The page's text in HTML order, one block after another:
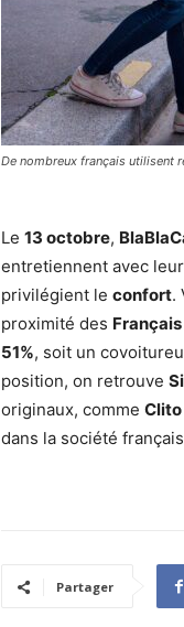
De nombreux français utilisent
Le 13 octobre,
entretiennent avec
privilégient le confort.
proximité des Français
51%, soit un
position, on retrouve
originaux, comme Clito
dans la société
Partager